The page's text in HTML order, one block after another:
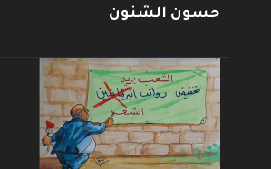
حسون الشنون